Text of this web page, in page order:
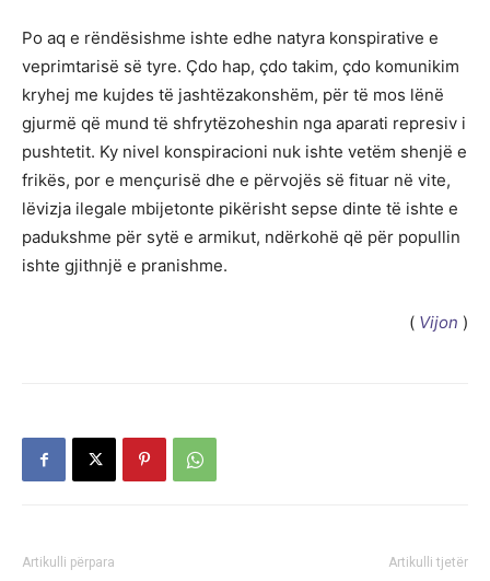
Po aq e rëndësishme ishte edhe natyra konspirative e
veprimtarisë së tyre. Çdo hap, çdo takim, çdo komunikim
kryhej me kujdes të jashtëzakonshëm, për të mos lënë
gjurmë që mund të shfrytëzoheshin nga aparati represiv i
pushtetit. Ky nivel konspiracioni nuk ishte vetëm shenjë e
frikës, por e mençurisë dhe e përvojës së fituar në vite,
lëvizja ilegale mbijetonte pikërisht sepse dinte të ishte e
padukshme për sytë e armikut, ndërkohë që për popullin
ishte gjithnjë e pranishme.
( Vijon )
Artikulli përpara Artikulli tjetër